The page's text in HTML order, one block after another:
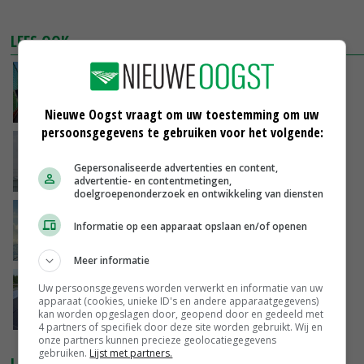
LEES OOK
Rijksvastgoed gaat hernieuwbare energie
opwekken
15-11-2019
Tweede Kamer stemt in met sterke stijging
stroomtaks
14-11-2019
energiecoöperaties rijker
Noord-Holland investeert 4,5 miljoen euro in
zonne-energie
25-10-2019
Nieuwe Oogst vraagt om uw toestemming om uw
persoonsgegevens te gebruiken voor het volgende:
Gepersonaliseerde advertenties en content,
advertentie- en contentmetingen,
doelgroepenonderzoek en ontwikkeling van diensten
Informatie op een apparaat opslaan en/of openen
Meer informatie
Uw persoonsgegevens worden verwerkt en informatie van uw
apparaat (cookies, unieke ID's en andere apparaatgegevens)
kan worden opgeslagen door, geopend door en gedeeld met
4 partners of specifiek door deze site worden gebruikt. Wij en
onze partners kunnen precieze geolocatiegegevens
gebruiken. Lijst met partners.